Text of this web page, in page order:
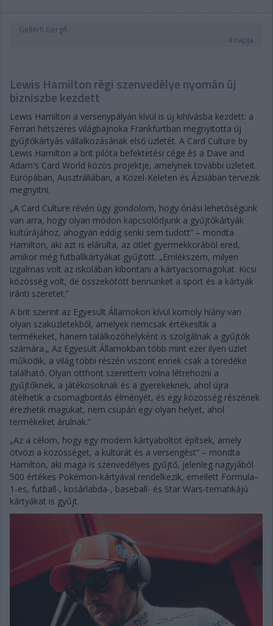
Gellérfi Gergő
4 napja
Lewis Hamilton régi szenvedélye nyomán új
bizniszbe kezdett
Lewis Hamilton a versenypályán kívül is új kihívásba kezdett: a
Ferrari hétszeres világbajnoka Frankfurtban megnyitotta új
gyűjtőkártyás vállalkozásának első üzletét. A Card Culture by
Lewis Hamilton a brit pilóta befektetési cége és a Dave and
Adam's Card World közös projektje, amelynek további üzleteit
Európában, Ausztráliában, a Közel-Keleten és Ázsiában tervezik
megnyitni.
„A Card Culture révén úgy gondolom, hogy óriási lehetőségünk
van arra, hogy olyan módon kapcsolódjunk a gyűjtőkártyák
kultúrájához, ahogyan eddig senki sem tudott” – mondta
Hamilton, aki azt is elárulta, az ötlet gyermekkorából ered,
amikor még futballkártyákat gyűjtött. „Emlékszem, milyen
izgalmas volt az iskolában kibontani a kártyacsomagokat. Kicsi
közösség volt, de összekötött bennünket a sport és a kártyák
iránti szeretet.”
A brit szerint az Egyesült Államokon kívül komoly hiány van
olyan szaküzletekből, amelyek nemcsak értékesítik a
termékeket, hanem találkozóhelyként is szolgálnak a gyűjtők
számára.„ Az Egyesült Államokban több mint ezer ilyen üzlet
működik, a világ többi részén viszont ennek csak a töredéke
található. Olyan otthont szerettem volna létrehozni a
gyűjtőknek, a játékosoknak és a gyerekeknek, ahol újra
átélhetik a csomagbontás élményét, és egy közösség részének
érezhetik magukat, nem csupán egy olyan helyet, ahol
termékeket árulnak.”
„Az a célom, hogy egy modern kártyaboltot építsek, amely
ötvözi a közösséget, a kultúrát és a versengést” – mondta
Hamilton, aki maga is szenvedélyes gyűjtő, jelenleg nagyjából
500 értékes Pokémon-kártyával rendelkezik, emellett Formula–
1-es, futball-, kosárlabda-, baseball- és Star Wars-tematikájú
kártyákat is gyűjt.